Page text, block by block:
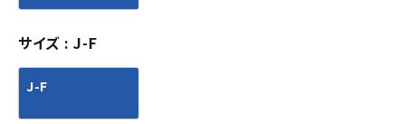
サイズ J-F
J-F